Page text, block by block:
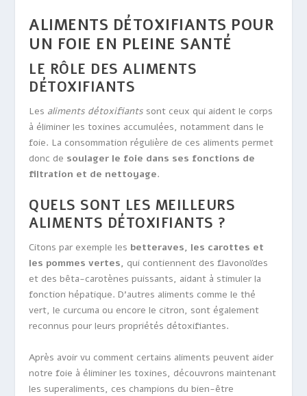
ALIMENTS DÉTOXIFIANTS POUR
UN FOIE EN PLEINE SANTÉ
LE RÔLE DES ALIMENTS
DÉTOXIFIANTS
Les aliments détoxifiants sont ceux qui aident le corps
à éliminer les toxines accumulées, notamment dans le
foie. La consommation régulière de ces aliments permet
donc de soulager le foie dans ses fonctions de
filtration et de nettoyage.
QUELS SONT LES MEILLEURS
ALIMENTS DÉTOXIFIANTS ?
Citons par exemple les betteraves, les carottes et
les pommes vertes, qui contiennent des flavonoïdes
et des bêta-carotènes puissants, aidant à stimuler la
fonction hépatique. D’autres aliments comme le thé
vert, le curcuma ou encore le citron, sont également
reconnus pour leurs propriétés détoxifiantes.
Après avoir vu comment certains aliments peuvent aider
notre foie à éliminer les toxines, découvrons maintenant
les superaliments, ces champions du bien-être